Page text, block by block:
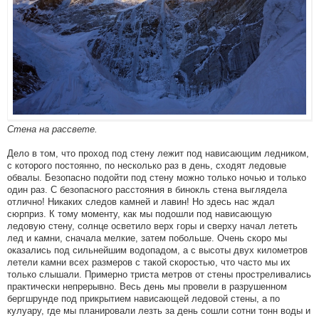
Стена на рассвете.
Дело в том, что проход под стену лежит под нависающим ледником,
с которого постоянно, по несколько раз в день, сходят ледовые
обвалы. Безопасно подойти под стену можно только ночью и только
один раз. С безопасного расстояния в бинокль стена выглядела
отлично! Никаких следов камней и лавин! Но здесь нас ждал
сюрприз. К тому моменту, как мы подошли под нависающую
ледовую стену, солнце осветило верх горы и сверху начал лететь
лед и камни, сначала мелкие, затем побольше. Очень скоро мы
оказались под сильнейшим водопадом, а с высоты двух километров
летели камни всех размеров с такой скоростью, что часто мы их
только слышали. Примерно триста метров от стены простреливались
практически непрерывно. Весь день мы провели в разрушенном
бергшрунде под прикрытием нависающей ледовой стены, а по
кулуару, где мы планировали лезть за день сошли сотни тонн воды и